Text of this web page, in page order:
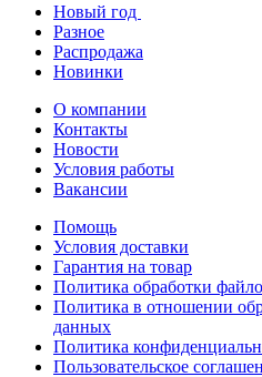
Новый год
Разное
Распродажа
Новинки
О компании
Контакты
Новости
Условия работы
Вакансии
Помощь
Условия доставки
Гарантия на товар
Политика обработки
Политика в отношении
данных
Политика
Пользовательское